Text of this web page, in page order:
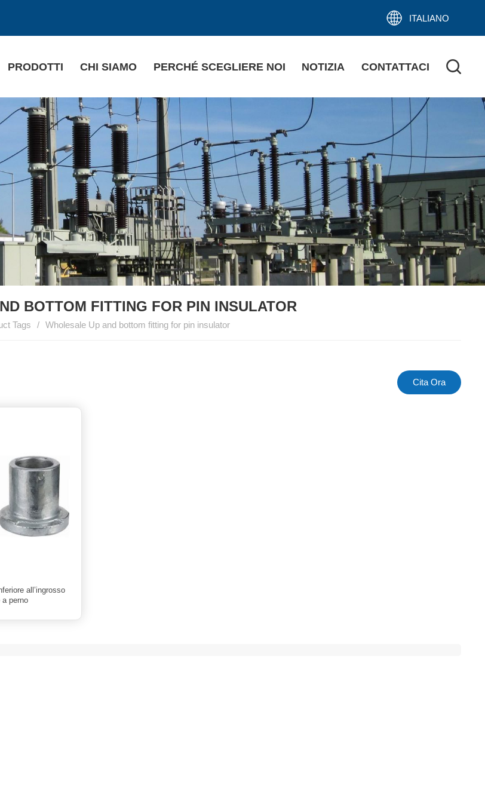
ITALIANO
PRODOTTI CHI SIAMO PERCHÉ SCEGLIERE NOI NOTIZIA CONTATTACI
BOTTOM FITTING FOR PIN INSULATOR
Tags / Wholesale Up and bottom fitting for pin insulator
Cita Ora
all’ingrosso
a perno